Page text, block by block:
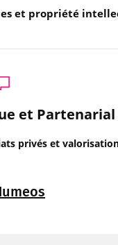
et propriété
et Partenarial
privés et